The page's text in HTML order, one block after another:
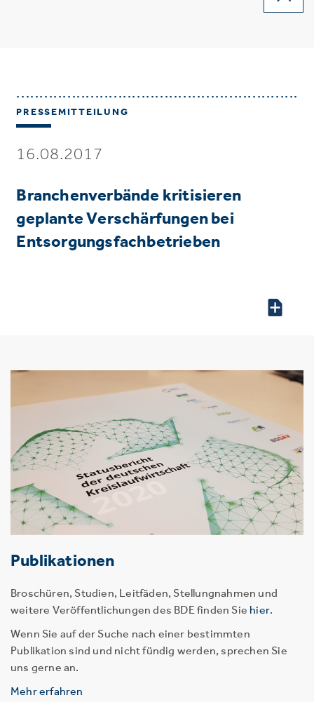
PRESSEMITTEILUNG
16.08.2017
Branchenverbände kritisieren
geplante Verschärfungen bei
Entsorgungsfachbetrieben
Publikationen
Broschüren, Studien, Leitfäden, Stellungnahmen und
weitere Veröffentlichungen des BDE finden Sie hier.
Wenn Sie auf der Suche nach einer bestimmten
Publikation sind und nicht fündig werden, sprechen Sie
uns gerne an.
Mehr erfahren